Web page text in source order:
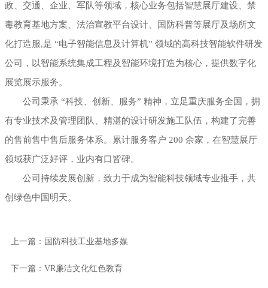
政、交通、企业、军队等领域，核心业务包括智慧展厅建设、禁
毒教育基地方案、法治宣教平台设计、国防科普等展厅及场所文
化打造服,是 “电子智能信息及计算机” 领域的高科技智能软件研发
公司，以智能系统集成工程及智能环境打造为核心，提供数字化
展览展示服务。
公司秉承 “科技、创新、服务” 精神，立足重庆服务全国，拥
有专业技术及管理团队、精湛的设计研发施工队伍，构建了完善
的售前售中售后服务体系。累计服务客户 200 余家，在智慧展厅
领域获广泛好评，业内有口皆碑。
公司持续发展创新，致力于成为智能科技领域专业推手，共
创绿色中国明天。
上一篇：国防科技工业基地多媒
下一篇：VR廉洁文化红色教育